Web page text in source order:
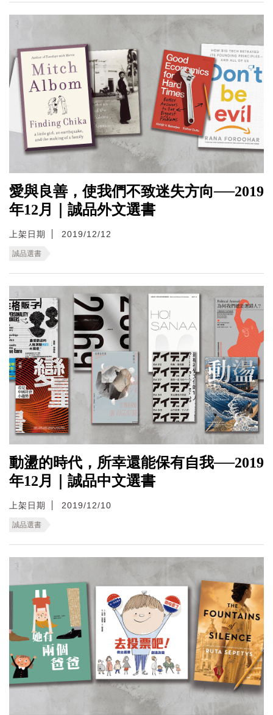
愛與良善，使我們不致迷失方向──2019
年12月｜誠品外文選書
上架日期 2019/12/12
誠品選書
動盪的時代，所幸還能保有自我──2019
年12月｜誠品中文選書
上架日期 2019/12/10
誠品選書